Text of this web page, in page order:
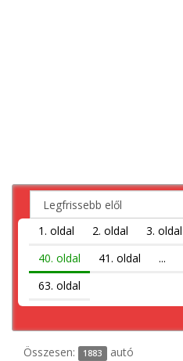
1. oldal 2. oldal 3. oldal
40. oldal
41. oldal ...
63. oldal
Összesen: 1883 autó